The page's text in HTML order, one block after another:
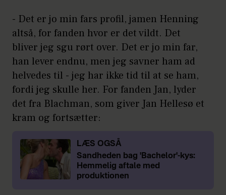
- Det er jo min fars profil, jamen Henning
altså, for fanden hvor er det vildt. Det
bliver jeg sgu rørt over. Det er jo min far,
han lever endnu, men jeg savner ham ad
helvedes til - jeg har ikke tid til at se ham,
fordi jeg skulle her. For fanden Jan, lyder
det fra Blachman, som giver Jan Hellesø et
kram og fortsætter:
LÆS OGSÅ
Sandheden bag 'Bachelor'-kys:
Hemmelig aftale med
produktionen